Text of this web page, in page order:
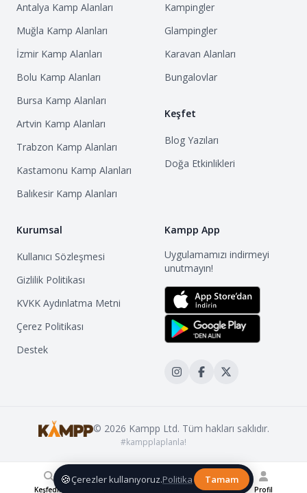
Antalya Kamp Alanları
Muğla Kamp Alanları
İzmir Kamp Alanları
Bolu Kamp Alanları
Bursa Kamp Alanları
Artvin Kamp Alanları
Trabzon Kamp Alanları
Kastamonu Kamp Alanları
Balıkesir Kamp Alanları
Kampingler
Glampingler
Karavan Alanları
Bungalovlar
Keşfet
Blog Yazıları
Doğa Etkinlikleri
Kurumsal
Kullanıcı Sözleşmesi
Gizlilik Politikası
KVKK Aydınlatma Metni
Çerez Politikası
Destek
Kampp App
Uygulamamızı indirmeyi
unutmayın!
© 2026 Kampp Ltd. Tüm hakları saklıdır.
#kampplaplanla!
Keşfedin Listelerim Profil
🍪Çerezler kullanıyoruz.Politika Tamam